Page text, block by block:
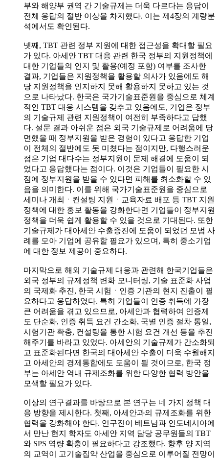
부와 해양부 권역 간 기술규제는 더욱 다르다는 응답이
전체 응답의 절반 이상을 차지했다. 이는 제4장의 계량분
석에서도 확인된다.
넷째, TBT 관련 정부 지원에 대한 접근성을 확대할 필요
가 있다. 아세안 TBT 대응 관련 한국 정부의 지원정책에
대한 기업들의 인지 및 활용(예정 포함) 여부를 조사한
결과, 기업들은 지원정책을 활용할 의사가 있음에도 해
당 지원정책을 인지하지 못해 활용하지 못하고 있는 것
으로 나타났다. 한국은 국가기술표준원을 중심으로 체계
적인 TBT 대응 시스템을 갖추고 있음에도, 기업은 정부
의 기술규제 관련 지원정책이 여전히 부족하다고 답했
다. 설문 결과 아쉬운 점은 외국 기술규제로 어려움에 당
면했을 때 정부지원을 받은 경험이 있다고 응답한 기업
이 전체의 절반에도 못 미쳤다는 점이지만, 다행스러운
점은 기업 대다수는 정부지원이 문제 해결에 도움이 되
었다고 응답했다는 점이다. 이것은 기업들이 필요한 시
점에 정부지원을 받을 수 있다면 피해를 최소화할 수 있
음을 의미한다. 이를 위해 국가기술표준원을 중심으로
세미나 개최ㆍ컨설팅 지원ㆍ교육자료 배포 등 TBT 지원
정책에 대한 홍보 활동을 강화한다면 기업들이 정부지원
정책을 더욱 쉽게 활용할 수 있을 것으로 기대된다. 또한
기술규제가 대아세안 수출증진에 도움이 되었던 모범 사
례를 모아 기업에 공유할 필요가 있으며, 특히 중소기업
에 대한 정보 제공이 중요하다.
마지막으로 해외 기술규제 대응과 관련해 한국기업들은
외국 정부의 규제정책 변화 모니터링, 기술 표준화 사업
의 국제화 추진, 한국 시험ㆍ인증 기관의 현지 진출이 필
요하다고 응답하였다. 특히 기업들이 인증 취득에 가장
큰 어려움을 겪고 있으므로, 아세안과 협력하여 인증제
도 단순화, 인증 취득 요건 간소화, 국별 인증 절차 통일,
시험기관 확충, 컨설팅을 통한 시험 요건 개선 등을 추진
해주기를 바라고 있었다. 아세안의 기술규제가 간소화되
고 표준화된다면 한국의 대아세안 수출이 더욱 수월해지
고 아세안의 경제통합에도 도움이 될 것이므로, 한국 정
부는 아세안 역내 규제조화를 위한 다양한 협력 방안을
모색할 필요가 있다.
이상의 연구결과를 바탕으로 본 연구는 네 가지 정책 대
응 방향을 제시한다. 첫째, 아세안과의 규제조화를 위한
협력을 강화해야 한다. 연구진이 베트남과 인도네시아에
서 만난 현지 학자도 아세안 지역 담당 공무원들의 TBT
와 SPS 역량 확충이 필요하다고 강조했다. 향후 양 지역
의 교역이 고기술집약 산업을 중심으로 이루어질 전망이